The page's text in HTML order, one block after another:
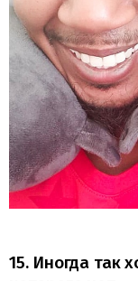
15. Иногда так